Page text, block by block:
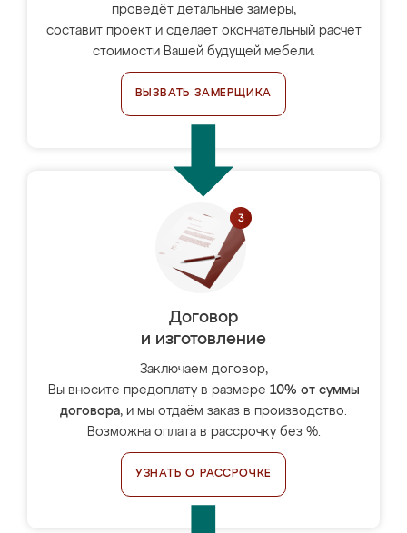
проведёт детальные замеры,
составит проект и сделает окончательный расчёт
стоимости Вашей будущей мебели.
ВЫЗВАТЬ ЗАМЕРЩИКА
Договор
и изготовление
Заключаем договор,
Вы вносите предоплату в размере 10% от суммы
договора, и мы отдаём заказ в производство.
Возможна оплата в рассрочку без %.
УЗНАТЬ О РАССРОЧКЕ